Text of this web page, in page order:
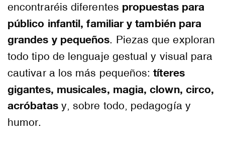
encontraréis diferentes propuestas para
público infantil, familiar y también para
grandes y pequeños. Piezas que exploran
todo tipo de lenguaje gestual y visual para
cautivar a los más pequeños: títeres
gigantes, musicales, magia, clown, circo,
acróbatasy, sobre todo, pedagogía y
humor.